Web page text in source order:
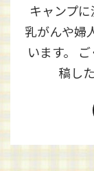
キャンプ
乳がんや婦
います。
稿し